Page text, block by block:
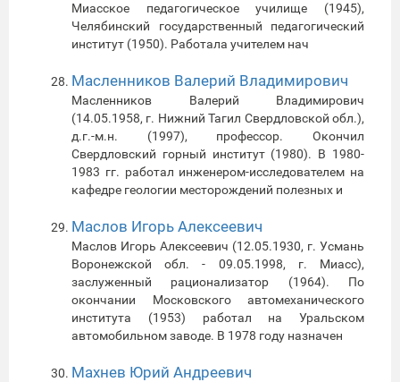
Миасское педагогическое училище (1945),
Челябинский государственный педагогический
институт (1950). Работала учителем нач
Масленников Валерий Владимирович
Масленников Валерий Владимирович
(14.05.1958, г. Нижний Тагил Свердловской обл.),
д.г.-м.н. (1997), профессор. Окончил
Свердловский горный институт (1980). В 1980-
1983 гг. работал инженером-исследователем на
кафедре геологии месторождений полезных и
Маслов Игорь Алексеевич
Маслов Игорь Алексеевич (12.05.1930, г. Усмань
Воронежской обл. - 09.05.1998, г. Миасс),
заслуженный рационализатор (1964). По
окончании Московского автомеханического
института (1953) работал на Уральском
автомобильном заводе. В 1978 году назначен
Махнев Юрий Андреевич